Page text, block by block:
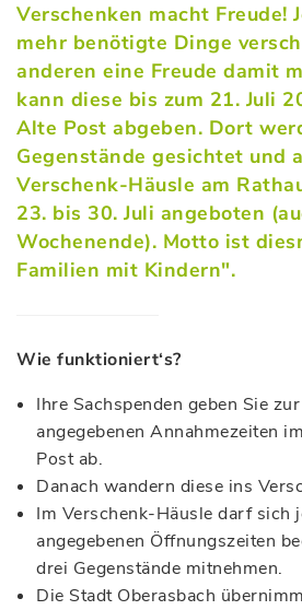
Verschenken macht Freude!
mehr benötigte Dinge
anderen eine Freude damit
kann diese bis zum 21. Juli
Alte Post abgeben. Dort
Gegenstände gesichtet und
Verschenk-Häusle am
23. bis 30. Juli angeboten
Wochenende). Motto ist
Familien mit Kindern".
Wie funktioniert‘s?
Ihre Sachspenden geben Sie
angegebenen Annahmezeiten
Post ab.
Danach wandern diese ins
Im Verschenk-Häusle darf sich
angegebenen Öffnungszeiten
drei Gegenstände mitnehmen.
Die Stadt Oberasbach